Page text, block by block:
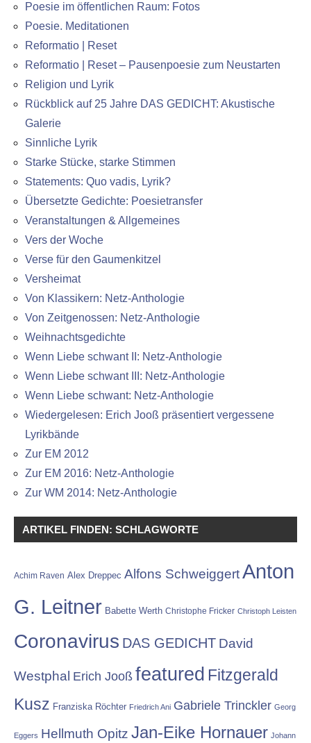
Poesie im öffentlichen Raum: Fotos
Poesie. Meditationen
Reformatio | Reset
Reformatio | Reset – Pausenpoesie zum Neustarten
Religion und Lyrik
Rückblick auf 25 Jahre DAS GEDICHT: Akustische
Galerie
Sinnliche Lyrik
Starke Stücke, starke Stimmen
Statements: Quo vadis, Lyrik?
Übersetzte Gedichte: Poesietransfer
Veranstaltungen & Allgemeines
Vers der Woche
Verse für den Gaumenkitzel
Versheimat
Von Klassikern: Netz-Anthologie
Von Zeitgenossen: Netz-Anthologie
Weihnachtsgedichte
Wenn Liebe schwant II: Netz-Anthologie
Wenn Liebe schwant III: Netz-Anthologie
Wenn Liebe schwant: Netz-Anthologie
Wiedergelesen: Erich Jooß präsentiert vergessene
Lyrikbände
Zur EM 2012
Zur EM 2016: Netz-Anthologie
Zur WM 2014: Netz-Anthologie
ARTIKEL FINDEN: SCHLAGWORTE
Achim Raven Alex Dreppec Alfons SchweiggertAnton
G. Leitner Babette Werth Christophe Fricker Christoph Leisten
Coronavirus DAS GEDICHT David
Westphal Erich Jooß featured Fitzgerald
Kusz Franziska Röchter Friedrich Ani Gabriele Trinckler Georg
Eggers Hellmuth Opitz Jan-Eike Hornauer Johann